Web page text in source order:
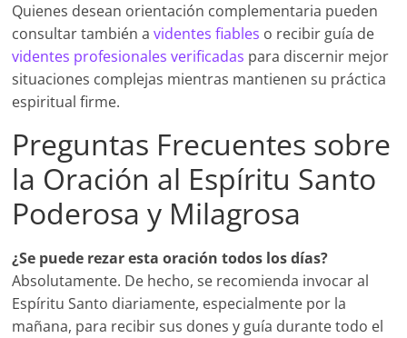
Quienes desean orientación complementaria pueden
consultar también avidentes fiables o recibir guía de
videntes profesionales verificadas para discernir mejor
situaciones complejas mientras mantienen su práctica
espiritual firme.
Preguntas Frecuentes sobre
la Oración al Espíritu Santo
Poderosa y Milagrosa
¿Se puede rezar esta oración todos los días?
Absolutamente. De hecho, se recomienda invocar al
Espíritu Santo diariamente, especialmente por la
mañana, para recibir sus dones y guía durante todo el